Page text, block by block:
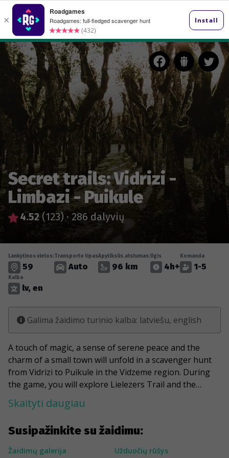
Secret trails: Vidrizi -
Limbazi - Puikule
4.52 (123) · 286 dalyvių
Susipažinkite su žaidimu:
Žaidimų galerija
Užduočių rūšys
Lankytinos vietos:
59
Transporto tipas
Auto
Apytikslis.atstumas:
96 km
Ilgis
4h+
Komanda
1-5
Kalba
lv, en
Galima žaidimo turinio kalba: latviešu, english
A touch of magic, a sense of serene peace and the
charm of a small town will unfold in a scavenger hunt
from Vidrizi to Puikule in the Vidzeme region. During
the game, you will explore Lielezers Trail and the
mythical Katvari Linden Alley with its 400-year history.
You'll stop at Kipeni Manor and greet the gnome of
an ancient chapel, the abandoned "chest" and a school
without a roof or floor. Finally, you'll rub a horseshoe
Skaityti daugiau